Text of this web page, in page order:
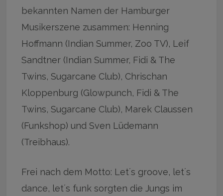
bekannten Namen der Hamburger
Musikerszene zusammen: Henning
Hoffmann (Indian Summer, Zoo TV), Leif
Sandtner (Indian Summer, Fidi & The
Twins, Sugarcane Club), Chrischan
Kloppenburg (Glowpunch, Fidi & The
Twins, Sugarcane Club), Marek Claussen
(Funkshop) und Sven Lüdemann
(Treibhaus).
Frei nach dem Motto: Let´s groove, let´s
dance, let´s funk sorgten die Jungs im